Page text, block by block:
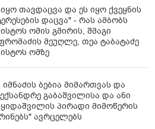
იყო თავდაცვა და ეს იყო ქვეყნის
დაცვა" - რას ამბობს
ომის გმირის, შმაგი
მეუღლე, თეა ტაბატაძე
ომზე
იმნაძის ბებია მიმართვას და
გაბაშვილისა და ანი
პირადი მიმოწერის
ავრცელებს